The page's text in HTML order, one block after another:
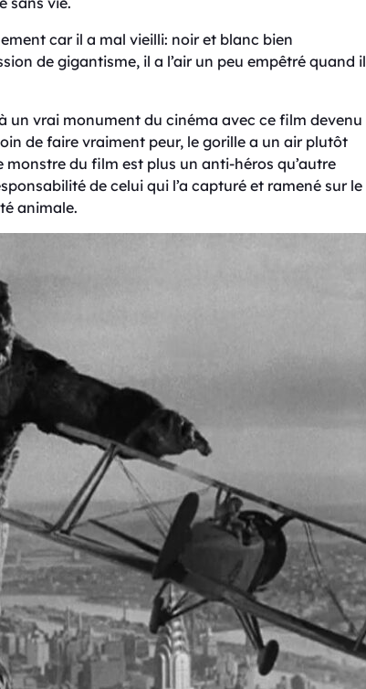
car il a mal vieilli: noir et blanc bien
de gigantisme, il a l’air un peu empêtré quand il
un vrai monument du cinéma avec ce film devenu
de faire vraiment peur, le gorille a un air plutôt
du film est plus un anti-héros qu’autre
de celui qui l’a capturé et ramené sur le
animale.